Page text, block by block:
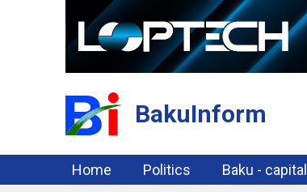
BakuInform
Home Politics Baku - capital